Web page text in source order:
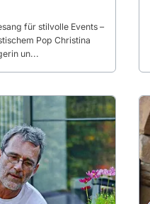
für stilvolle Events –
Pop Christina
un...